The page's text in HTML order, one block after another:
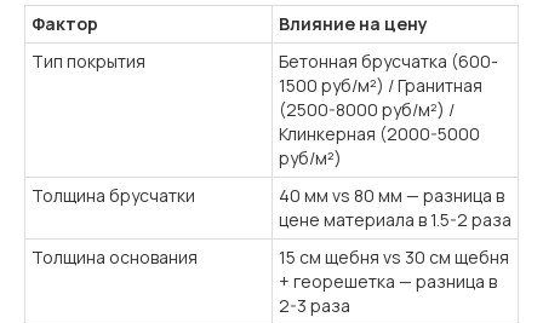
Фактор
Влияние на цену
Тип покрытия
Бетонная брусчатка (600-
1500 руб/м²) / Гранитная
(2500-8000 руб/м²) /
Клинкерная (2000-5000
руб/м²)
Толщина брусчатки
40 мм vs 80 мм — разница в
цене материала в 1.5-2 раза
Толщина основания
15 см щебня vs 30 см щебня
+ георешетка — разница в
2-3 раза